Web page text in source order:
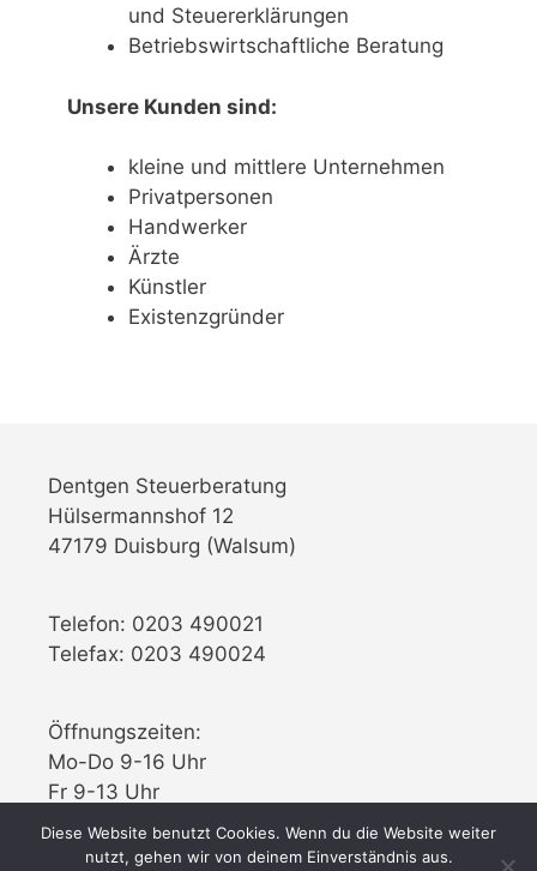
und Steuererklärungen
Betriebswirtschaftliche Beratung
Unsere Kunden sind:
kleine und mittlere Unternehmen
Privatpersonen
Handwerker
Ärzte
Künstler
Existenzgründer
Dentgen Steuerberatung
Hülsermannshof 12
47179 Duisburg (Walsum)
Telefon: 0203 490021
Telefax: 0203 490024
Öffnungszeiten:
Mo-Do 9-16 Uhr
Fr 9-13 Uhr
Diese Website benutzt Cookies. Wenn du die Website weiter
nutzt, gehen wir von deinem Einverständnis aus.